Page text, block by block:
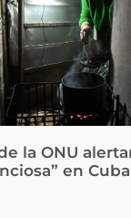
la ONU
en Cuba